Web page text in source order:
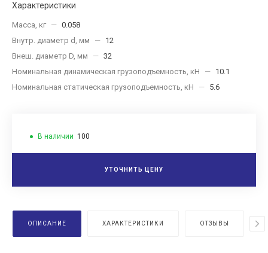
Характеристики
Масса, кг — 0.058
Внутр. диаметр d, мм
— 12
Внеш. диаметр D, мм
— 32
Номинальная динамическая грузоподъемность, кН
— 10.1
Номинальная статическая грузоподъемность, кН
— 5.6
В наличии 100
УТОЧНИТЬ ЦЕНУ
ОПИСАНИЕ ХАРАКТЕРИСТИКИ ОТЗЫВЫ